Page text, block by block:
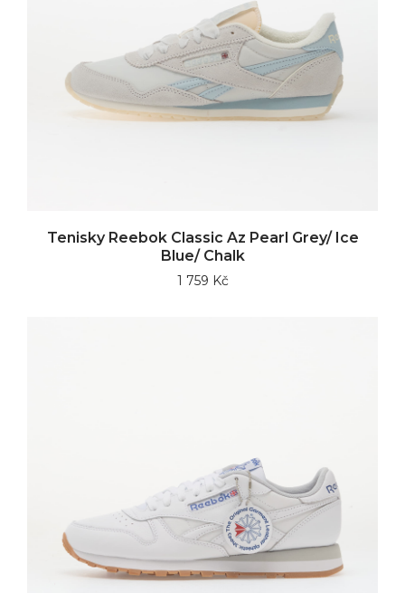
Tenisky Reebok Classic Az Pearl Grey/ Ice
Blue/ Chalk
1 759 Kč